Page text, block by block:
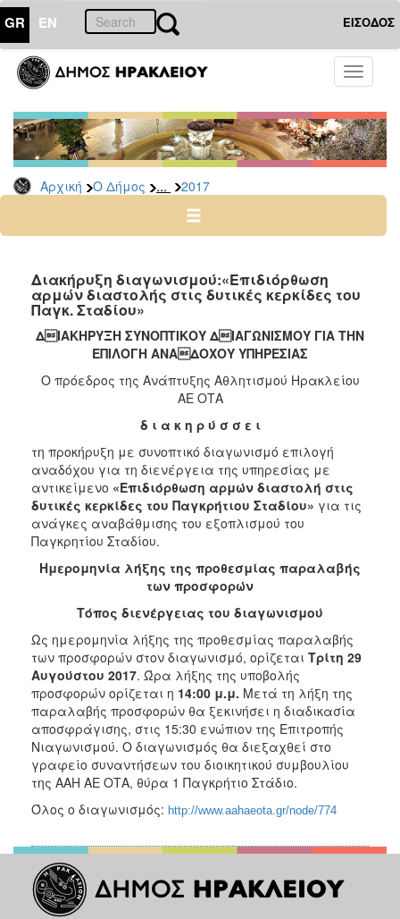
GR EN ΕΙΣΟΔΟΣ
Toggle
Αρχική Ο Δήμος ... 2017
ΔΗΜΟΣ
Διακηρύξεις
-
Δημοπρασίες
Αρχείο
2025
2023
2022
2021
2017
2016
2015
2013
ΠΟΛΙΤΙΣΜΟΣ
ΑΝΘΕΚΤΙΚΗ
ΠΟΛΗ
Διακήρυξη διαγωνισμού:«Επιδιόρθωση
αρμών διαστολής στις δυτικές κερκίδες του
Παγκ. Σταδίου»
ΔΙΑΚΗΡΥΞΗ ΣΥΝΟΠΤΙΚΟΥ ΔΙΑΓΩΝΙΣΜΟΥ ΓΙΑ ΤΗΝ
ΕΠΙΛΟΓΗ ΑΝΑΔΟΧΟΥ ΥΠΗΡΕΣΙΑΣ
Ο πρόεδρος της Ανάπτυξης Αθλητισμού Ηρακλείου
ΑΕ ΟΤΑ
δ ι α κ η ρ ύ σ σ ε ι
τη προκήρυξη με συνοπτικό διαγωνισμό επιλογή
αναδόχου για τη διενέργεια της υπηρεσίας με
αντικείμενο «Επιδιόρθωση αρμών διαστολή στις
δυτικές κερκίδες του Παγκρήτιου Σταδίου» για τις
ανάγκες αναβάθμισης του εξοπλισμού του
Παγκρητίου Σταδίου.
Ημερομηνία λήξης της προθεσμίας παραλαβής
των προσφορών
Τόπος διενέργειας του διαγωνισμού
Ως ημερομηνία λήξης της προθεσμίας παραλαβής
των προσφορών στον διαγωνισμό, ορίζεται Τρίτη 29
Αυγούστου 2017. Ώρα λήξης της υποβολής
προσφορών ορίζεται η 14:00 μ.μ. Μετά τη λήξη της
παραλαβής προσφορών θα ξεκινήσει η διαδικασία
αποσφράγισης, στις 15:30 ενώπιον της Επιτροπής
Nιαγωνισμού. Ο διαγωνισμός θα διεξαχθεί στο
γραφείο συναντήσεων του διοικητικού συμβουλίου
της ΑΑΗ ΑΕ ΟΤΑ, θύρα 1 Παγκρήτιο Στάδιο.
Όλος ο διαγωνισμός: http://www.aahaeota.gr/node/774